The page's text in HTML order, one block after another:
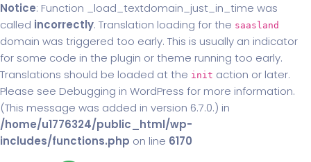
Notice: Function _load_textdomain_just_in_time was
called incorrectly. Translation loading for the saasland
domain was triggered too early. This is usually an indicator
for some code in the plugin or theme running too early.
Translations should be loaded at the init action or later.
Please see Debugging in WordPress for more information.
(This message was added in version 6.7.0.) in
/home/u1776324/public_html/wp-
includes/functions.php on line 6170